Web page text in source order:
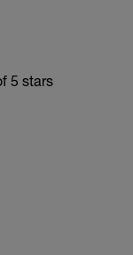
5 stars